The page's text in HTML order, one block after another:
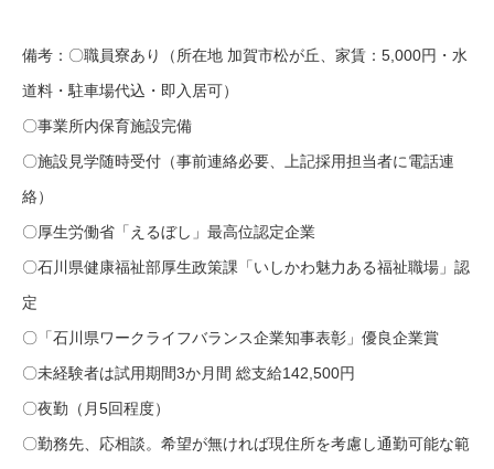
備考：〇職員寮あり（所在地 加賀市松が丘、家賃：5,000円・水
道料・駐車場代込・即入居可）
〇事業所内保育施設完備
〇施設見学随時受付（事前連絡必要、上記採用担当者に電話連
絡）
〇厚生労働省「えるぼし」最高位認定企業
〇石川県健康福祉部厚生政策課「いしかわ魅力ある福祉職場」認
定
〇「石川県ワークライフバランス企業知事表彰」優良企業賞
〇未経験者は試用期間3か月間 総支給142,500円
〇夜勤（月5回程度）
〇勤務先、応相談。希望が無ければ現住所を考慮し通勤可能な範